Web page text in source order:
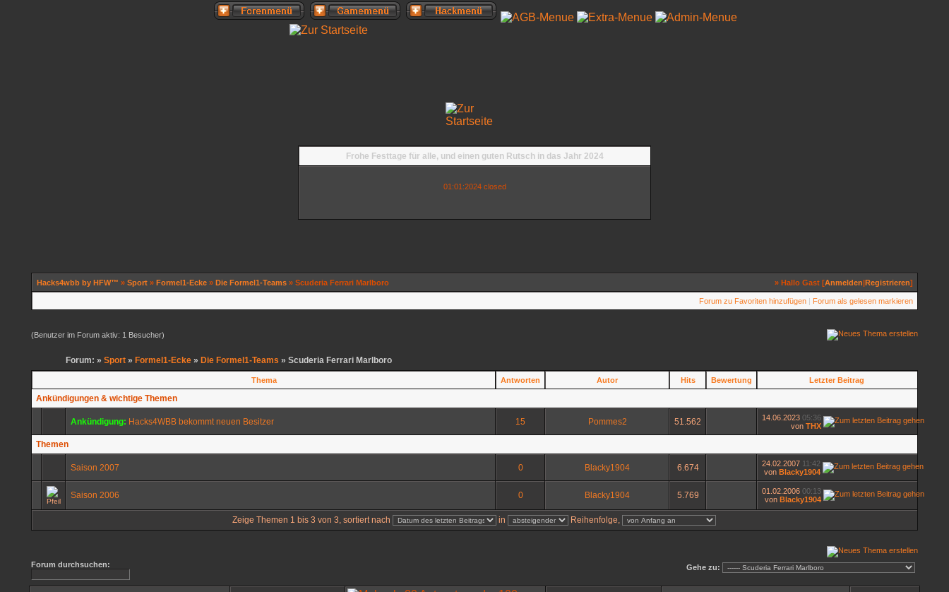
Frohe Festtage für alle, und einen guten Rutsch in das Jahr 2024
01:01:2024 closed
Hacks4wbb by HFW™ » Sport » Formel1-Ecke » Die Formel1-Teams » Scuderia Ferrari Marlboro » Hallo Gast [Anmelden|Registrieren]
Forum zu Favoriten hinzufügen | Forum als gelesen markieren
(Benutzer im Forum aktiv: 1 Besucher)
Forum: » Sport » Formel1-Ecke » Die Formel1-Teams » Scuderia Ferrari Marlboro
Thema Antworten Autor Hits Bewertung Letzter Beitrag
Ankündigungen & wichtige Themen
Ankündigung: Hacks4WBB bekommt neuen Besitzer 15 Pommes2 51.562 14.06.2023 05:36
von THX
Themen
Saison 2007 0 Blacky1904 6.674 24.02.2007 11:42
von Blacky1904
Saison 2006 0 Blacky1904 5.769 01.02.2006 00:13
von Blacky1904
Zeige Themen 1 bis 3 von 3, sortiert nach in Reihenfolge,
Forum durchsuchen: Gehe zu: